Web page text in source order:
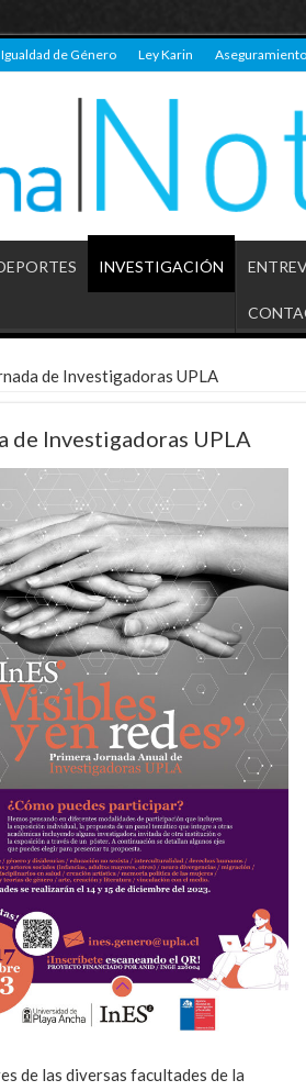
de Género Ley Karin
INVESTIGACIÓN
de Investigadoras UPLA
de Investigadoras UPLA
de las diversas facultades de la